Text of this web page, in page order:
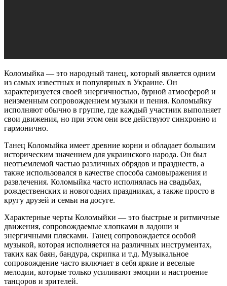
Коломыйка — это народный танец, который является одним
из самых известных и популярных в Украине. Он
характеризуется своей энергичностью, бурной атмосферой и
неизменным сопровождением музыки и пения. Коломыйку
исполняют обычно в группе, где каждый участник выполняет
свои движения, но при этом они все действуют синхронно и
гармонично.
Танец Коломыйка имеет древние корни и обладает большим
историческим значением для украинского народа. Он был
неотъемлемой частью различных обрядов и празднеств, а
также использовался в качестве способа самовыражения и
развлечения. Коломыйка часто исполнялась на свадьбах,
рождественских и новогодних праздниках, а также просто в
кругу друзей и семьи на досуге.
Характерные черты Коломыйки — это быстрые и ритмичные
движения, сопровождаемые хлопками в ладоши и
энергичными плясками. Танец сопровождается особой
музыкой, которая исполняется на различных инструментах,
таких как баян, бандура, скрипка и т.д. Музыкальное
сопровождение часто включает в себя яркие и веселые
мелодии, которые только усиливают эмоции и настроение
танцоров и зрителей.